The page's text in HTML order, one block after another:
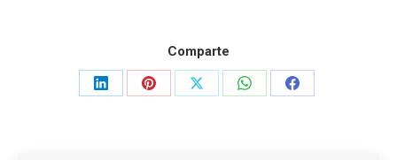
Comparte
Share
Share
Share
Share
Share